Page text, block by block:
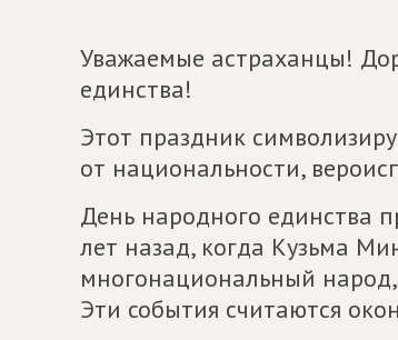
Уважаемые астраханцы!
единства!
Этот праздник
от национальности,
День народного единства
лет назад, когда Кузьма
многонациональный
Эти события считаются